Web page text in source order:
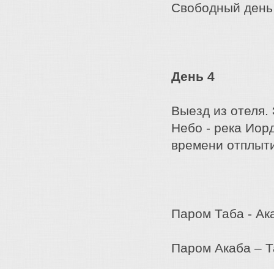
Свободный
День 4
Выезд из отеля.
Небо - река
времени
Паром Таба -
Паром Акаба –